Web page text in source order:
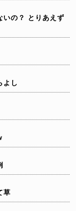
いの？
とりあえず
よし
草